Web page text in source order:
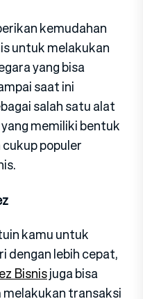
kemudahan
untuk melakukan
yang bisa
saat ini
salah satu alat
memiliki bentuk
populer
kamu untuk
dengan lebih cepat,
Bisnisjuga bisa
melakukan transaksi